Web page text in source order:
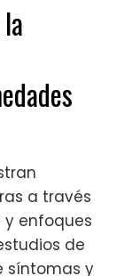
a través
enfoques
de
síntomas y